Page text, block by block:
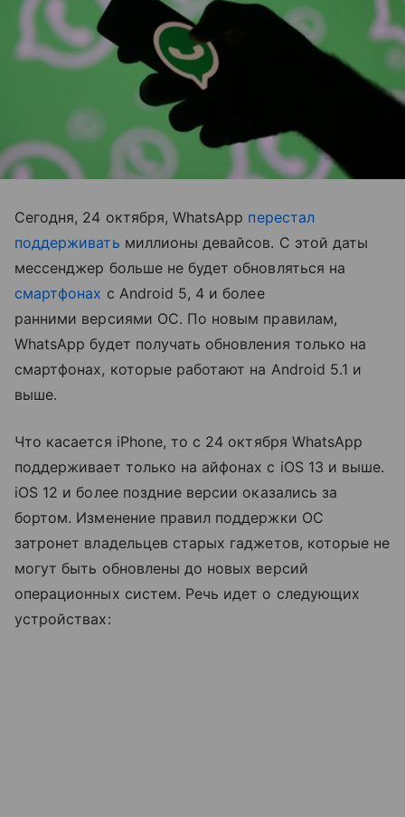
Сегодня, 24 октября, WhatsApp перестал
поддерживать миллионы девайсов. С этой даты
мессенджер больше не будет обновляться на
смартфонах с Android 5, 4 и более
ранними версиями ОС. По новым правилам,
WhatsApp будет получать обновления только на
смартфонах, которые работают на Android 5.1 и
выше.
Что касается iPhone, то с 24 октября WhatsApp
поддерживает только на айфонах с iOS 13 и выше.
iOS 12 и более поздние версии оказались за
бортом. Изменение правил поддержки ОС
затронет владельцев старых гаджетов, которые не
могут быть обновлены до новых версий
операционных систем. Речь идет о следующих
устройствах: